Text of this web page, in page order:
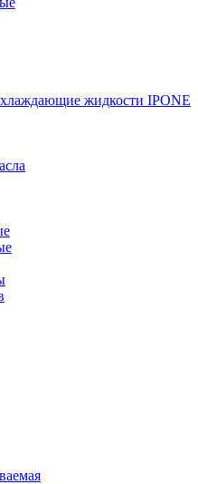
жидкости IPONE